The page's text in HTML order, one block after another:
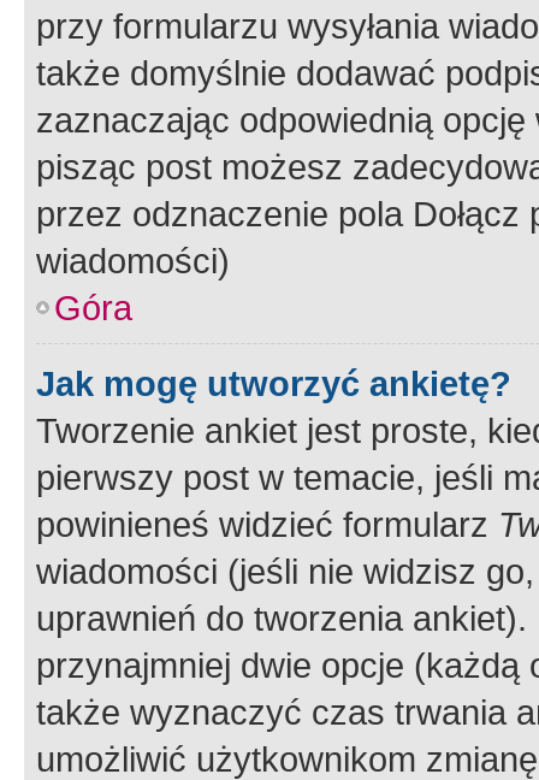
przy formularzu wysyłania
także domyślnie dodawać
zaznaczając odpowiednią
pisząc post możesz
przez odznaczenie pola
wiadomości)
Góra
Jak mogę utworzyć ankietę?
Tworzenie ankiet jest proste,
pierwszy post w temacie, jeśli
powinieneś widzieć formularz
wiadomości (jeśli nie widzisz
uprawnień do tworzenia
przynajmniej dwie opcje
także wyznaczyć czas trwania
umożliwić użytkownikom